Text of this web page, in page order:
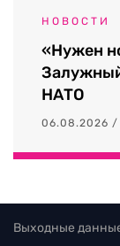
НОВОСТИ
«Нужен
НАТО
06.08.2026 /
Выходные